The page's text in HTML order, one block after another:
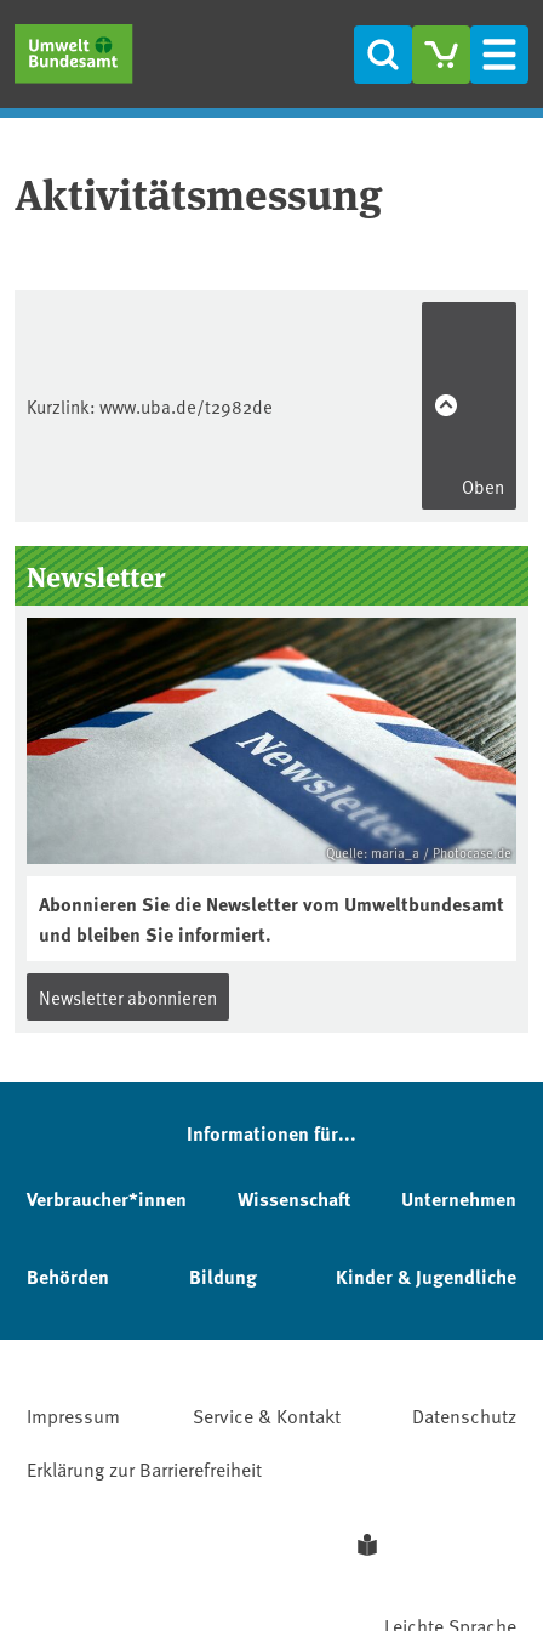
Suche
Aktivitätsmessung
Kurzlink: www.uba.de/t2982de
Oben
Seitenleiste
Newsletter
Quelle: maria_a / Photocase.de
Abonnieren Sie die Newsletter vom Umweltbundesamt
und bleiben Sie informiert.
Newsletter abonnieren
Informationen für...
Verbraucher*innen Wissenschaft Unternehmen
Behörden Bildung Kinder & Jugendliche
Impressum Service & Kontakt
Datenschutz
Erklärung zur Barrierefreiheit
Leichte Sprache